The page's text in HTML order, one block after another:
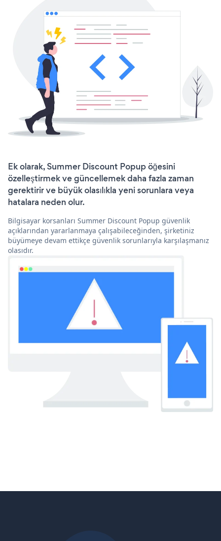
Ek olarak, Summer Discount Popup öğesini
özelleştirmek ve güncellemek daha fazla zaman
gerektirir ve büyük olasılıkla yeni sorunlara veya
hatalara neden olur.
Bilgisayar korsanları Summer Discount Popup güvenlik
açıklarından yararlanmaya çalışabileceğinden, şirketiniz
büyümeye devam ettikçe güvenlik sorunlarıyla karşılaşmanız
olasıdır.